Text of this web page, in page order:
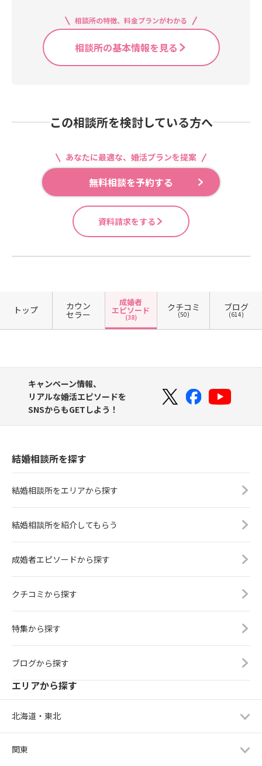
相談所の特徴、料金プランがわかる
相談所の基本情報を見る
この相談所を検討している方へ
あなたに最適な、婚活プランを提案
無料相談を予約する
資料請求をする
トップ カウン
セラー
成婚者
エピソード
(38)
クチコミ
(50)
ブログ
(614)
キャンペーン情報、
リアルな婚活エピソードを
SNSからもGETしよう！
結婚相談所を探す
結婚相談所をエリアから探す
結婚相談所を紹介してもらう
成婚者エピソードから探す
クチコミから探す
特集から探す
ブログから探す
エリアから探す
北海道・東北
関東